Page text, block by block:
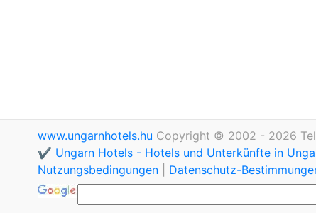
www.ungarnhotels.hu Copyright © 2002 - 2026
✔️ Ungarn Hotels - Hotels und Unterkünfte in
Nutzungsbedingungen
Datenschutz-